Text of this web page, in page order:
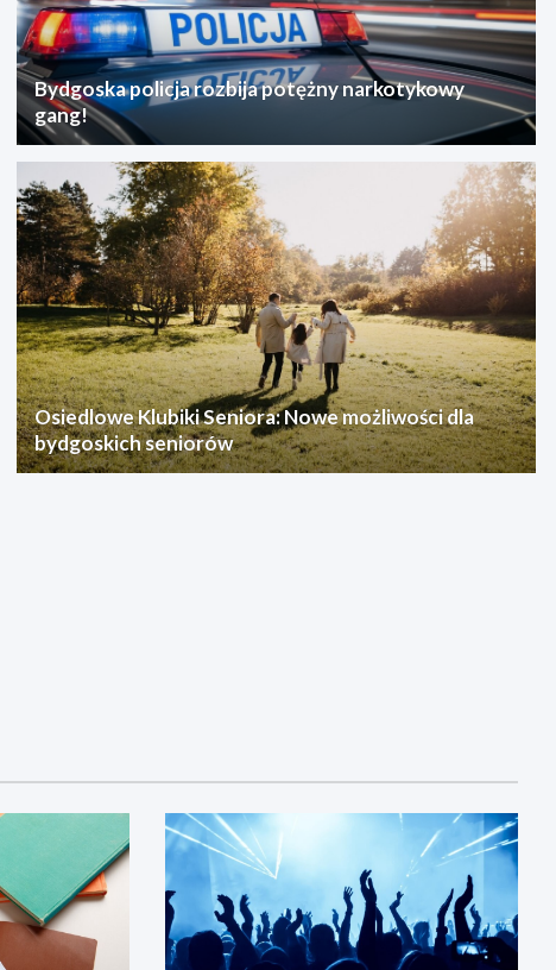
Bydgoska policja rozbija potężny narkotykowy
gang!
Osiedlowe Klubiki Seniora: Nowe możliwości dla
bydgoskich seniorów